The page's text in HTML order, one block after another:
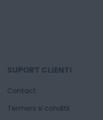
SUPORT CLIENTI
Contact
Termeni si conditii